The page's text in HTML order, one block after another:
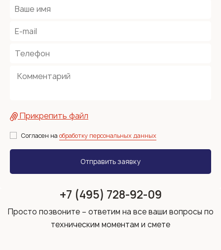
Прикрепить файл
Согласен на обработку персональных данных
+7 (495) 728-92-09
Просто позвоните – ответим на все ваши вопросы по
техническим моментам и смете